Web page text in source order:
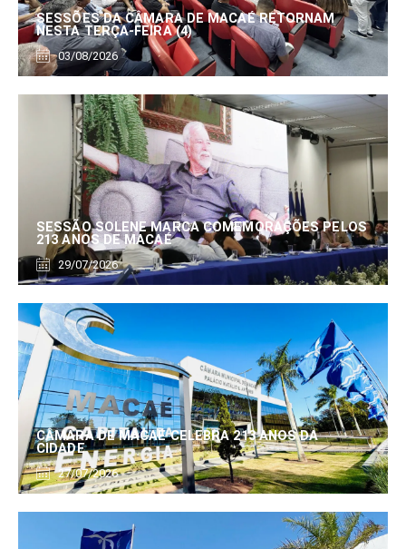
SESSÕES DA CÂMARA DE MACAÉ RETORNAM
NESTA TERÇA-FEIRA (4)
03/08/2026
SESSÃO SOLENE MARCA COMEMORAÇÕES PELOS
213 ANOS DE MACAÉ
29/07/2026
CÂMARA DE MACAÉ CELEBRA 213 ANOS DA
CIDADE
27/07/2026